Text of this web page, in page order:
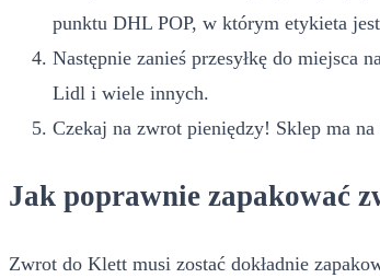
punktu DHL POP, w którym etykieta
Następnie zanieś przesyłkę do miejsca
Lidl i wiele innych.
Czekaj na zwrot pieniędzy! Sklep ma
Jak poprawnie zapakować
Zwrot do Klett musi zostać dokładnie